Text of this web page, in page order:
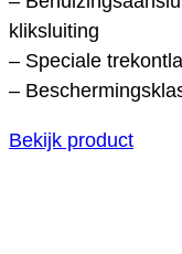
kliksluiting
– Speciale
–
Bekijk product